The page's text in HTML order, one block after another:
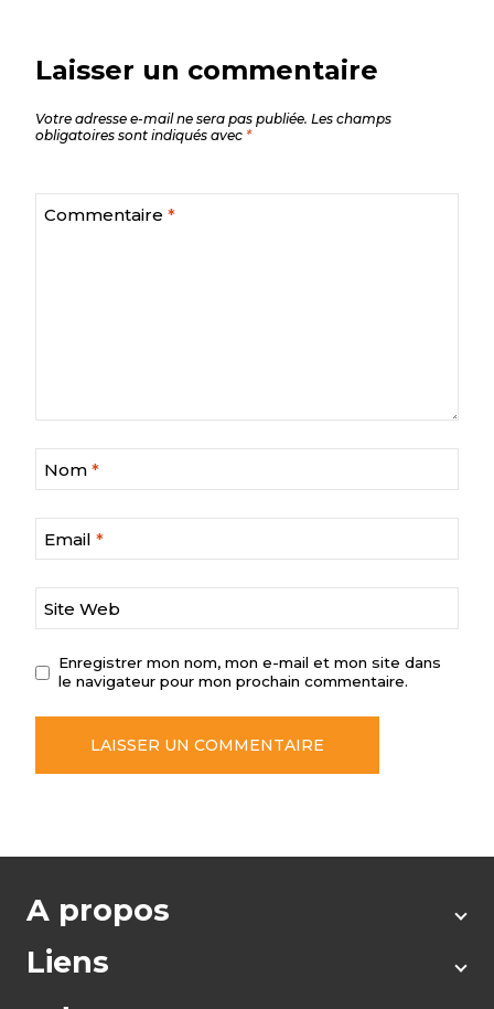
Laisser un commentaire
Votre adresse e-mail ne sera pas publiée. Les champs
obligatoires sont indiqués avec *
Commentaire *
Nom *
Email *
Site Web
Enregistrer mon nom, mon e-mail et mon site dans
le navigateur pour mon prochain commentaire.
A propos
Liens